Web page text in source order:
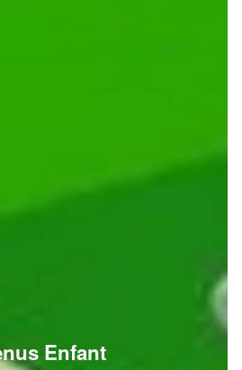
Enfant